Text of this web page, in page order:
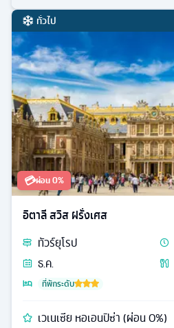
ทั่วไป
💳ผ่อน 0%
อิตาลี สวิส ฝรั่งเศส
ทัวร์ยุโรป
ธ.ค.
ที่พักระดับ
เวเนเซีย หอเอนปิซ่า (ผ่อน 0%)